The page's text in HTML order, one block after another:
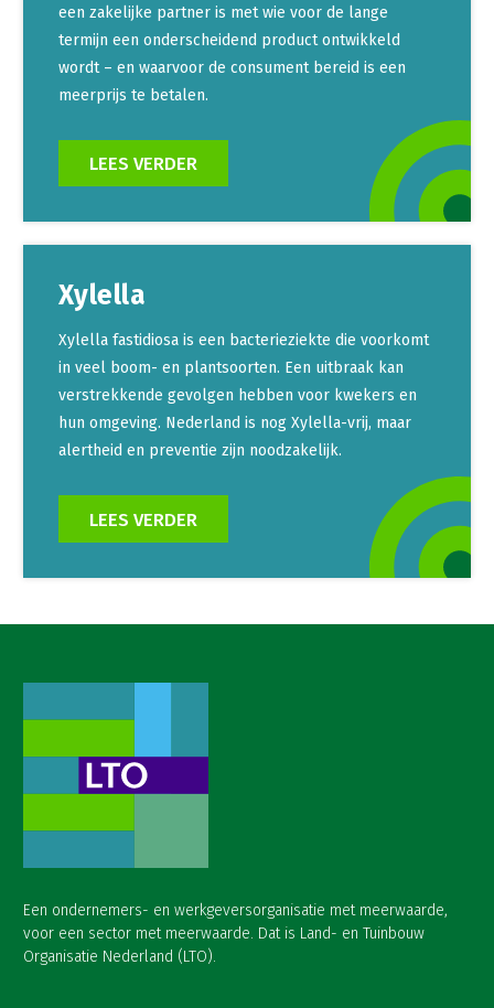
een zakelijke partner is met wie voor de lange
termijn een onderscheidend product ontwikkeld
wordt – en waarvoor de consument bereid is een
meerprijs te betalen.
LEES VERDER
Xylella
Xylella fastidiosa is een bacterieziekte die voorkomt
in veel boom- en plantsoorten. Een uitbraak kan
verstrekkende gevolgen hebben voor kwekers en
hun omgeving. Nederland is nog Xylella-vrij, maar
alertheid en preventie zijn noodzakelijk.
LEES VERDER
Een ondernemers- en werkgeversorganisatie met meerwaarde,
voor een sector met meerwaarde. Dat is Land- en Tuinbouw
Organisatie Nederland (LTO).